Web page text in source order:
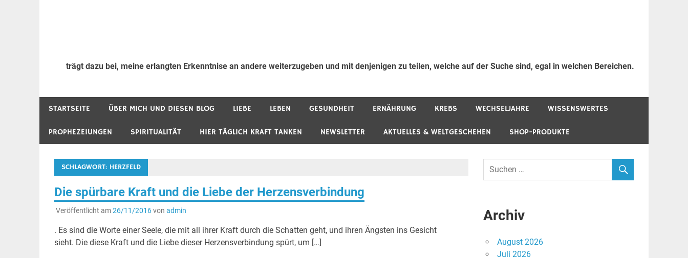
trägt dazu bei, meine erlangten Erkenntnise an andere weiterzugeben und mit denjenigen zu teilen, welche auf der Suche sind, egal in welchen Bereichen.
STARTSEITE ÜBER MICH UND DIESEN BLOG LIEBE LEBEN GESUNDHEIT ERNÄHRUNG KREBS WECHSELJAHRE WISSENSWERTES
PROPHEZEIUNGEN SPIRITUALITÄT HIER TÄGLICH KRAFT TANKEN NEWSLETTER AKTUELLES & WELTGESCHEHEN SHOP-PRODUKTE
SCHLAGWORT: HERZFELD
Die spürbare Kraft und die Liebe der Herzensverbindung
Veröffentlicht am26/11/2016von admin
. Es sind die Worte einer Seele, die mit all ihrer Kraft durch die Schatten geht, und ihren Ängsten ins Gesicht
sieht. Die diese Kraft und die Liebe dieser Herzensverbindung spürt, um […]
Archiv
August 2026
Juli 2026